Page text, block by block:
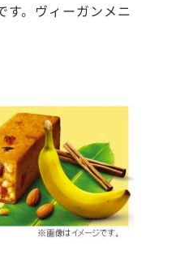
す。ヴィーガンメニ